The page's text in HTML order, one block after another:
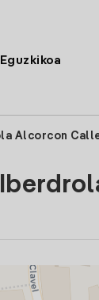
Eguzkikoa
Alcorcon